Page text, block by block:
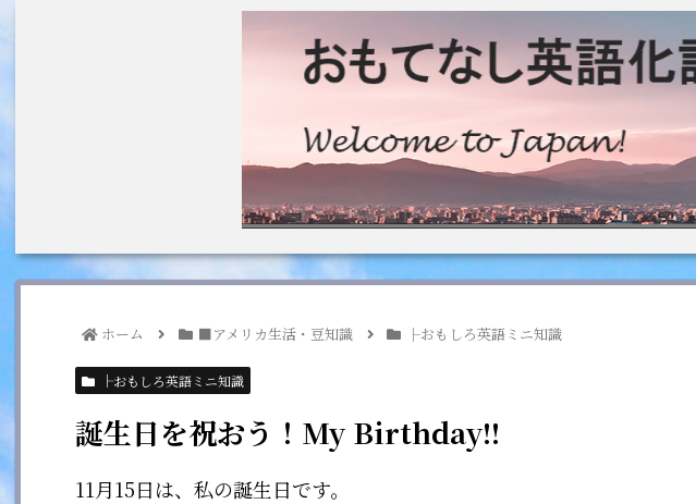
ホーム ■アメリカ生活・豆知識 ├おもしろ英語ミニ知識
├おもしろ英語ミニ知識
誕生日を祝おう！My Birthday!!
11月15日は、私の誕生日です。